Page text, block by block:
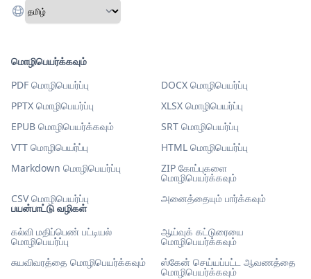
பயன்பாட்டு வழிகள்
கல்வி மதிப்பெண் பட்டியல்
மொழிபெயர்ப்பு
ஆய்வுக் கட்டுரையை
மொழிபெயர்க்கவும்
சுயவிவரத்தை மொழிபெயர்க்கவும்
ஸ்கேன் செய்யப்பட்ட ஆவணத்தை
மொழிபெயர்க்கவும்
மொழிபெயர்க்கவும்
PDF மொழிபெயர்ப்பு
DOCX மொழிபெயர்ப்பு
PPTX மொழிபெயர்ப்பு
XLSX மொழிபெயர்ப்பு
EPUB மொழிபெயர்க்கவும்
SRT மொழிபெயர்ப்பு
VTT மொழிபெயர்ப்பு
HTML மொழிபெயர்ப்பு
Markdown மொழிபெயர்ப்பு
ZIP கோப்புகளை
மொழிபெயர்க்கவும்
CSV மொழிபெயர்ப்பு
அனைத்தையும் பார்க்கவும்